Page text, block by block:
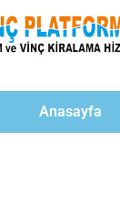
Anasayfa